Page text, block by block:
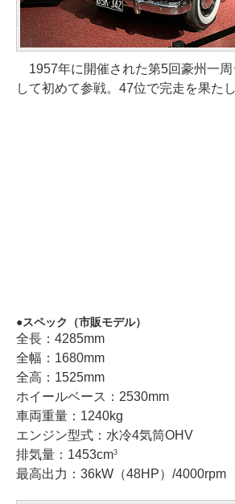
1957年に開催された第5回豪州一周
して初めて参戦。47位で完走を果たし
スペック（市販モデル）
全長：4285mm
全幅：1680mm
全高：1525mm
ホイールベース：2530mm
車両重量：1240kg
エンジン型式：水冷4気筒OHV
排気量：1453cm3
最高出力：36kW（48HP）/4000rpm